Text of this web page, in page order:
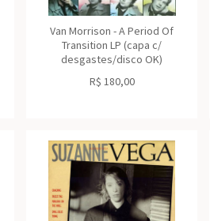
Van Morrison - A Period Of
Transition LP (capa c/
desgastes/disco OK)
R$ 180,00